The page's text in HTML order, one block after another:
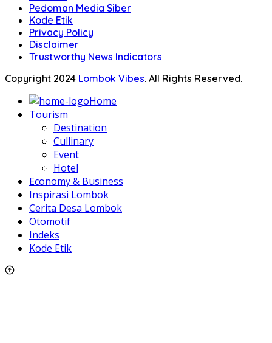
Pedoman Media Siber
Kode Etik
Privacy Policy
Disclaimer
Trustworthy News Indicators
Copyright 2024 Lombok Vibes. All Rights Reserved.
Home
Tourism
Destination
Cullinary
Event
Hotel
Economy & Business
Inspirasi Lombok
Cerita Desa Lombok
Otomotif
Indeks
Kode Etik